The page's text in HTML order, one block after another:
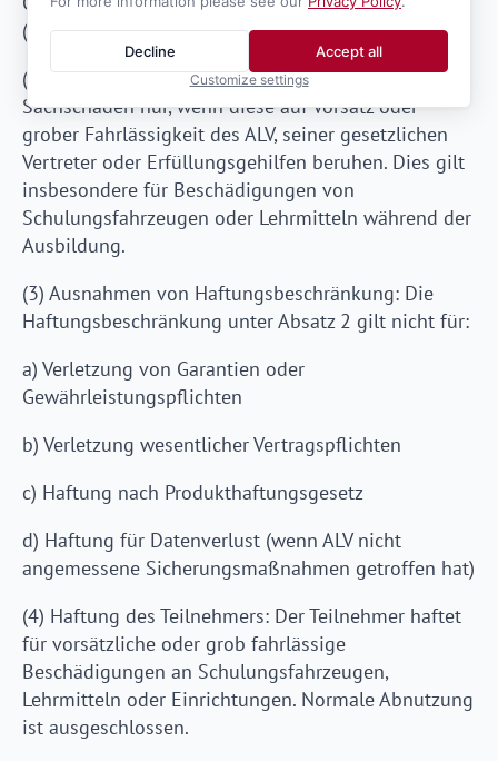
(keine Haftungsbegrenzung).
(2) Haftung für Sachschäden: Das ALV haftet für
Sachschäden nur, wenn diese auf Vorsatz oder
grober Fahrlässigkeit des ALV, seiner gesetzlichen
Vertreter oder Erfüllungsgehilfen beruhen. Dies gilt
insbesondere für Beschädigungen von
Schulungsfahrzeugen oder Lehrmitteln während der
Ausbildung.
(3) Ausnahmen von Haftungsbeschränkung: Die
Haftungsbeschränkung unter Absatz 2 gilt nicht für:
a) Verletzung von Garantien oder
Gewährleistungspflichten
b) Verletzung wesentlicher Vertragspflichten
c) Haftung nach Produkthaftungsgesetz
d) Haftung für Datenverlust (wenn ALV nicht
angemessene Sicherungsmaßnahmen getroffen hat)
(4) Haftung des Teilnehmers: Der Teilnehmer haftet
für vorsätzliche oder grob fahrlässige
Beschädigungen an Schulungsfahrzeugen,
Lehrmitteln oder Einrichtungen. Normale Abnutzung
ist ausgeschlossen.
Accept all
Decline
Customize settings